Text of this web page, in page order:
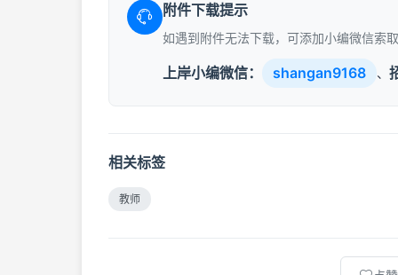
附件下载提示
如遇到附件无法下载，可添加小编微信索
上岸小编微信： shangan9168 、
相关标签
教师